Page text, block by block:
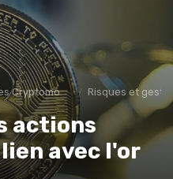
Risques et
actions
avec l'or